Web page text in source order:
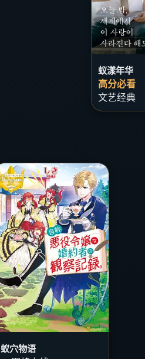
蚁漾年华
高分必看
文艺经典
蚁穴物语